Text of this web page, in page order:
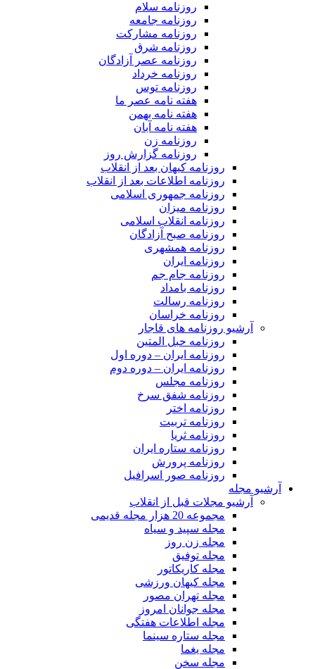
روزنامه سلام
روزنامه جامعه
روزنامه مشارکت
روزنامه شرق
روزنامه عصر آزادگان
روزنامه خرداد
روزنامه توس
هفته نامه عصر ما
هفته نامه بهمن
هفته نامه آبان
روزنامه زن
روزنامه گزارش روز
روزنامه کیهان بعد از انقلاب
روزنامه اطلاعات بعد از انقلاب
روزنامه جمهوری اسلامی
روزنامه میزان
روزنامه انقلاب اسلامی
روزنامه صبح آزادگان
روزنامه همشهری
روزنامه ایران
روزنامه جام جم
روزنامه بامداد
روزنامه رسالت
روزنامه خراسان
آرشیو روزنامه های قاجار
روزنامه حبل المتین
روزنامه ایران – دوره اول
روزنامه ایران – دوره دوم
روزنامه مجلس
روزنامه شفق سرخ
روزنامه اختر
روزنامه تربیت
روزنامه ثریا
روزنامه ستاره ایران
روزنامه پرورش
روزنامه صور اسرافیل
آرشیو مجله
آرشیو مجلات قبل از انقلاب
مجموعه 20 هزار مجله قدیمی
مجله سپید و سیاه
مجله زن روز
مجله توفیق
مجله کاریکاتور
مجله کیهان ورزشی
مجله تهران مصور
مجله جوانان امروز
مجله اطلاعات هفتگی
مجله ستاره سینما
مجله یغما
مجله سخن